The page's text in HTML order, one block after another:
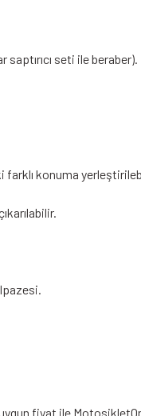
seti ile beraber).
konuma
fiyat ile